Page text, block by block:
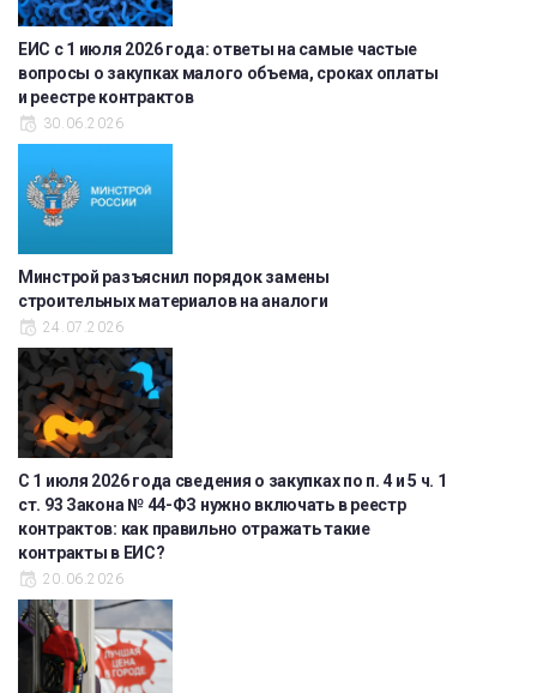
ЕИС с 1 июля 2026 года: ответы на самые частые
вопросы о закупках малого объема, сроках оплаты
и реестре контрактов
30.06.2026
Минстрой разъяснил порядок замены
строительных материалов на аналоги
24.07.2026
С 1 июля 2026 года сведения о закупках по п. 4 и 5 ч. 1
ст. 93 Закона № 44-ФЗ нужно включать в реестр
контрактов: как правильно отражать такие
контракты в ЕИС?
20.06.2026